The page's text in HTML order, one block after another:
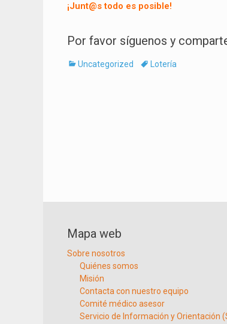
¡Junt@s todo es posible!
Por favor síguenos y
Categorías
Uncategorized TagsLotería
Mapa web
Sobre nosotros
Quiénes somos
Misión
Contacta con nuestro equipo
Comité médico asesor
Servicio de Información y Orientación